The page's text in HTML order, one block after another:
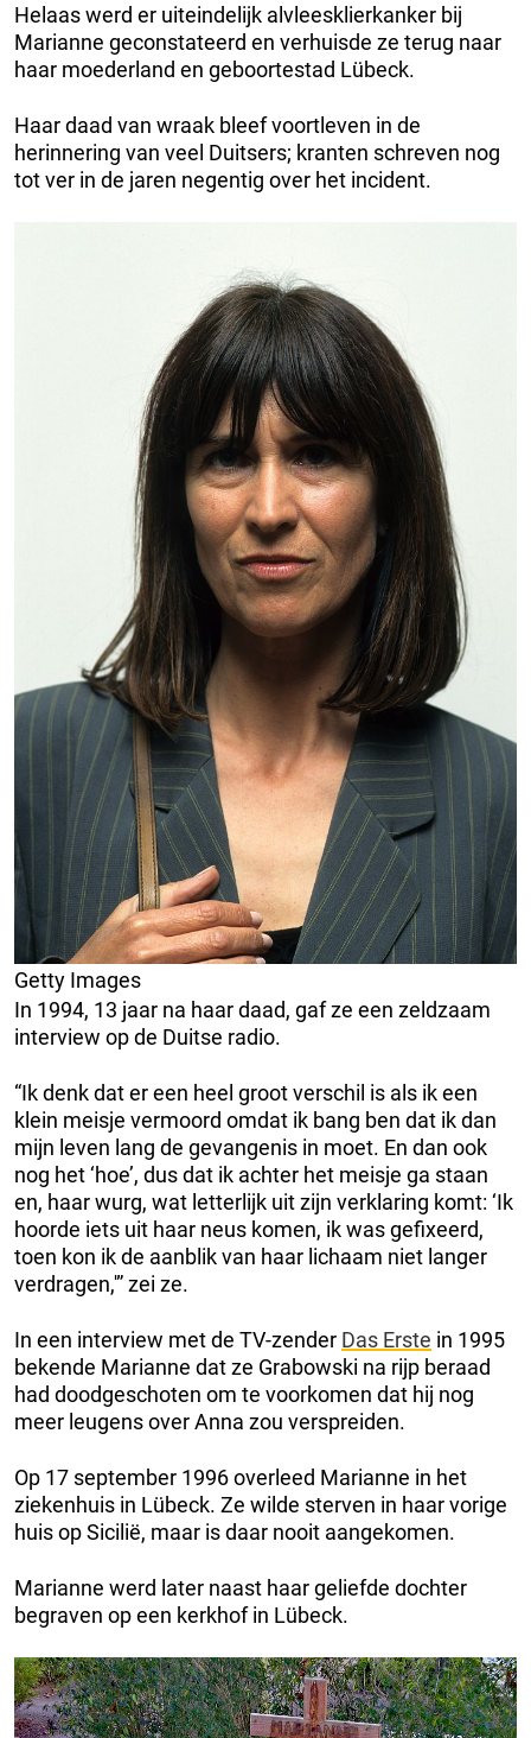
Helaas werd er uiteindelijk alvleesklierkanker bij
Marianne geconstateerd en verhuisde ze terug naar
haar moederland en geboortestad Lübeck.
Haar daad van wraak bleef voortleven in de
herinnering van veel Duitsers; kranten schreven nog
tot ver in de jaren negentig over het incident.
Getty Images
In 1994, 13 jaar na haar daad, gaf ze een zeldzaam
interview op de Duitse radio.
“Ik denk dat er een heel groot verschil is als ik een
klein meisje vermoord omdat ik bang ben dat ik dan
mijn leven lang de gevangenis in moet. En dan ook
nog het ‘hoe’, dus dat ik achter het meisje ga staan
en, haar wurg, wat letterlijk uit zijn verklaring komt: ‘Ik
hoorde iets uit haar neus komen, ik was gefixeerd,
toen kon ik de aanblik van haar lichaam niet langer
verdragen,'” zei ze.
In een interview met de TV-zender Das Erste in 1995
bekende Marianne dat ze Grabowski na rijp beraad
had doodgeschoten om te voorkomen dat hij nog
meer leugens over Anna zou verspreiden.
Op 17 september 1996 overleed Marianne in het
ziekenhuis in Lübeck. Ze wilde sterven in haar vorige
huis op Sicilië, maar is daar nooit aangekomen.
Marianne werd later naast haar geliefde dochter
begraven op een kerkhof in Lübeck.